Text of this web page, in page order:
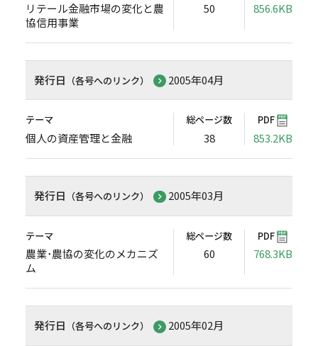
リテール金融市場の変化と農
協信用事業
50 856.6KB
発行日 （各号へのリンク） 2005年04月
テーマ
個人の資産管理と金融
総ページ数
38
PDF
853.2KB
発行日 （各号へのリンク） 2005年03月
テーマ
農業･農協の変化のメカニズ
ム
総ページ数
60
PDF
768.3KB
発行日 （各号へのリンク） 2005年02月